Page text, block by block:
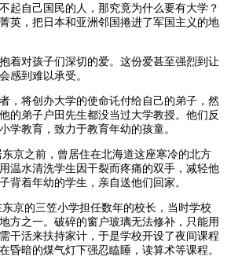
起自己国民的人，那究竟为什么要有大学？
英，把日本和亚洲邻国捲进了军国主义的地
着对孩子们深切的爱。这份爱甚至强烈到让
感到难以承受。
，将创办大学的使命讬付给自己的弟子，然
的弟子户田先生都没当过大学教授。他们反
学教育，致力于教育年幼的孩童。
京之前，曾居住在北海道这座寒冷的北方
温水清洗学生因干裂而疼痛的双手，减轻他
背着年幼的学生，亲自送他们回家。
京的三笠小学担任数年的校长，当时学校
方之一。破碎的窗户玻璃无法修补，只能用
干活来扶持家计，于是学校开设了夜间课程
昏暗的煤气灯下强忍瞌睡，读算术等课程。